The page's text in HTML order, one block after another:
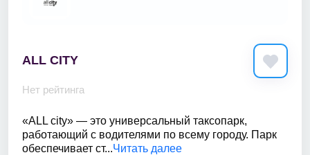
ALL CITY
Нет рейтинга
«ALL city» — это универсальный таксопарк,
работающий с водителями по всему городу. Парк
обеспечивает ст...Читать далее